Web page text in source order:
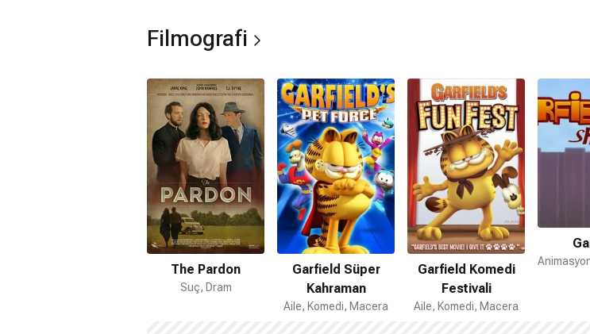
Filmografi
The Pardon
Suç, Dram
Garfield Süper
Kahraman
Aile, Komedi, Macera
Garfield Komedi
Festivali
Aile, Komedi, Macera